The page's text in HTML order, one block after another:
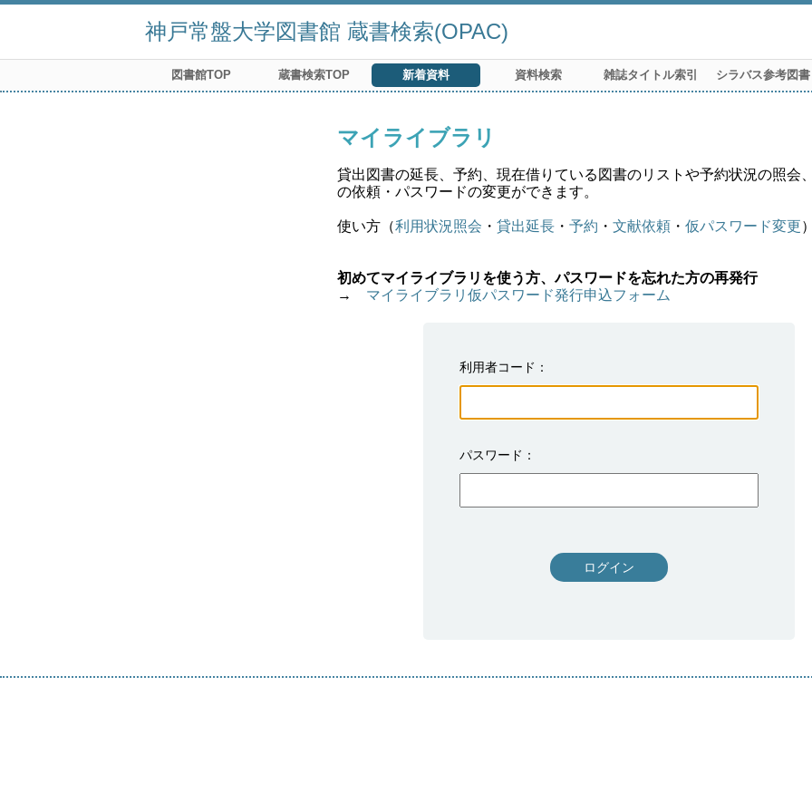
神戸常盤大学図書館 蔵書検索(OPAC)
図書館TOP 蔵書検索TOP 新着資料 資料検索 雑誌タイトル索引 シラバス参考図書
マイライブラリ
貸出図書の延長、予約、現在借りている図書のリストや予約状況の照会
の依頼・パスワードの変更ができます。
使い方（利用状況照会 ・ 貸出延長 ・ 予約 ・ 文献依頼 ・ 仮パスワード変更）
初めてマイライブラリを使う方、パスワードを忘れた方の再発行
→ マイライブラリ仮パスワード発行申込フォーム
利用者コード
パスワード
ログイン